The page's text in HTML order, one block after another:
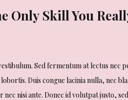
Only Skill You
Sed fermentum at lectus nec
Duis congue lacinia nulla, nec
nisi ante. Donec id volutpat justo,